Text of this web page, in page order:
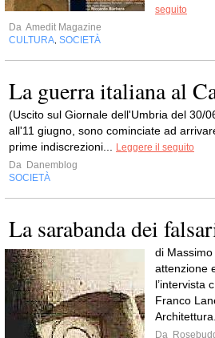
seguito
Da Amedit Magazine
CULTURA SOCIETÀ
La guerra italiana al
(Uscito sul Giornale dell'Umbria del 30/
all'11 giugno, sono cominciate ad
prime indiscrezioni...
Leggere il seguito
Da Danemblog
SOCIETÀ
La sarabanda dei
di
attenzione
l’intervista
Franco
Da